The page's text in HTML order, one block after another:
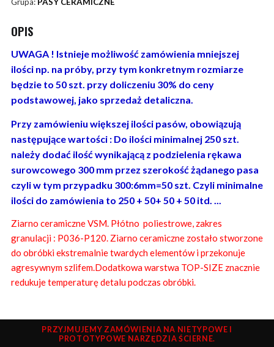
OPIS
UWAGA ! Istnieje możliwość zamówienia mniejszej
ilości np. na próby, przy tym konkretnym rozmiarze
będzie to 50 szt. przy doliczeniu 30% do ceny
podstawowej, jako sprzedaż detaliczna.
Przy zamówieniu większej ilości pasów, obowiązują
następujące wartości : Do ilości minimalnej 250 szt.
należy dodać ilość wynikającą z podzielenia rękawa
surowcowego 300 mm przez szerokość żądanego pasa
czyli w tym przypadku 300:6mm=50 szt. Czyli minimalne
ilości do zamówienia to 250 + 50+ 50 + 50 itd. ...
Ziarno ceramiczne VSM. Płótno poliestrowe, zakres
granulacji : P036-P120. Ziarno ceramiczne zostało stworzone
do obróbki ekstremalnie twardych elementów i przekonuje
agresywnym szlifem.Dodatkowa warstwa TOP-SIZE znacznie
redukuje temperaturę detalu podczas obróbki.
PRZYJMUJEMY ZAMÓWIENIA NA NIETYPOWE I
PROTOTYPOWE NARZĘDZIA ŚCIERNE.